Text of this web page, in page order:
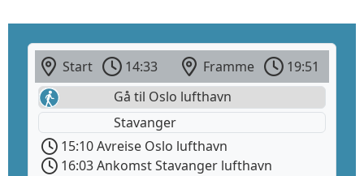
Start 14:33 Framme
19:51
Gå til Oslo lufthavn
Stavanger
15:10 Avreise Oslo lufthavn
16:03 Ankomst Stavanger lufthavn